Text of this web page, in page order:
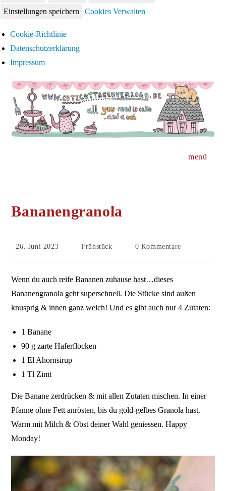
Einstellungen speichern
Cookies Verwalten
Cookie-Richtlinie
Datenschutzerklärung
Impressum
Zum
springen
menü
Bananengranola
Beitrag
26. Juni 2023
Beitrags-
Frühstück
Beitrags-
0 Kommentare
Wenn du auch reife Bananen zuhause hast…dieses
Bananengranola geht superschnell. Die Stücke sind außen
knusprig & innen ganz weich! Und es gibt auch nur 4 Zutaten:
1 Banane
90 g zarte Haferflocken
1 El Ahornsirup
1 Tl Zimt
Die Banane zerdrücken & mit allen Zutaten mischen. In einer
Pfanne ohne Fett anrösten, bis du gold-gelbes Granola hast.
Warm mit Milch & Obst deiner Wahl geniessen. Happy
Monday!